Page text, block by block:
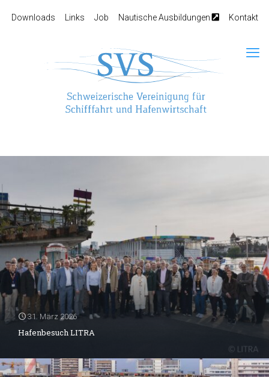
Downloads Links Job Nautische Ausbildungen Kontakt
31. März 2026
Hafenbesuch LITRA